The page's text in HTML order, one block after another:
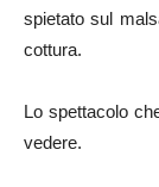
spietato sul
cottura.
Lo spettacolo
vedere.